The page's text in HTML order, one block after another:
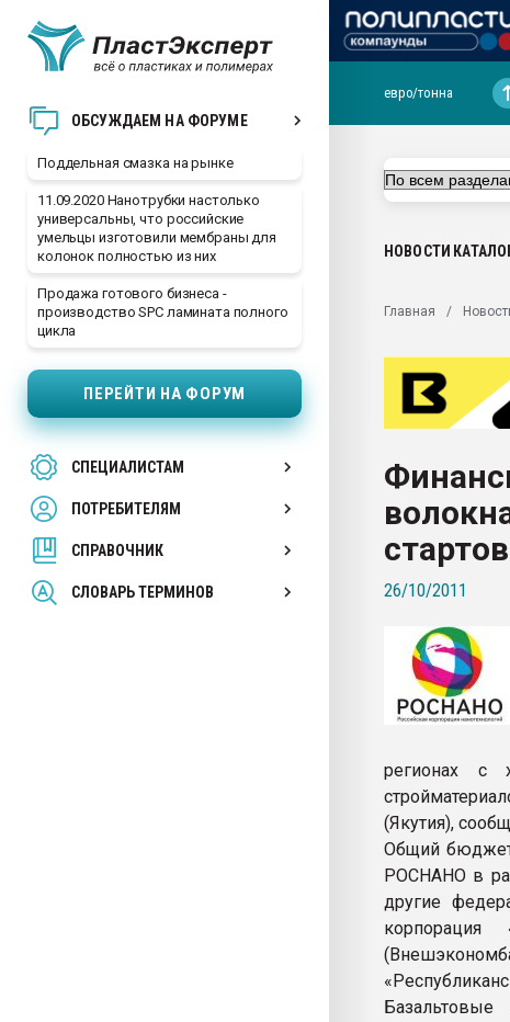
ОБСУЖДАЕМ НА ФОРУМЕ
Поддельная смазка на рынке
11.09.2020 Нанотрубки настолько
универсальны, что российские
умельцы изготовили мембраны для
колонок полностью из них
Продажа готового бизнеса -
производство SPC ламината полного
цикла
ПЕРЕЙТИ НА ФОРУМ
СПЕЦИАЛИСТАМ
ПОТРЕБИТЕЛЯМ
СПРАВОЧНИК
СЛОВАРЬ ТЕРМИНОВ
ближайшее подмосковье,
Подмосковье, Москва
первый план в
28.07.2026 "Технониколь"
Всё, что касается выдува
Материал поверхности
Продам отходы
поликарбоната и АБС-
Armaloy PC/ABS-1IM
ПЕРЕЙТИ НА
евро/тонна
НОВОСТИ
Главная
26/10/2011
регионах с
(Якутия),
Общий бюджет
РОСНАНО в
другие
корпорация